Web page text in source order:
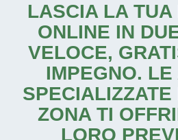
LASCIA LA TUA
ONLINE IN
VELOCE,
IMPEGNO. LE
ZONA TI
LORO